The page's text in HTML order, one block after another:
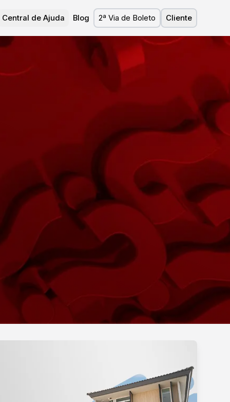
Central de Ajuda Blog 2ª Via de Boleto Cliente